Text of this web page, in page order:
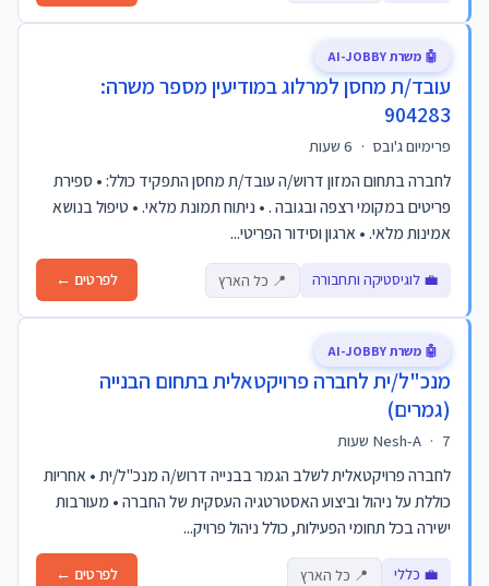
עובד/ת מחסן למרלוג במודיעין מספר משרה:
904283
פרימיום ג'ובס ·
לחברה בתחום המזון דרוש/ה עובד/ת מחסן התפקיד כולל: • ספירת
פריטים במקומי רצפה ובגובה . • ניתוח תמונת מלאי. • טיפול בנושא
אמינות מלאי. • ארגון וסידור הפריטי...
💼 לוגיסטיקה ותחבורה 📍 כל הארץ לפרטים ←
🤖 משרת AI-JOBBY
מנכ"ל/ית לחברה פרויקטאלית בתחום הבנייה
(גמרים)
Nesh-A · 7 שעות
לחברה פרויקטאלית לשלב הגמר בבנייה דרוש/ה מנכ"ל/ית • אחריות
כוללת על ניהול וביצוע האסטרטגיה העסקית של החברה • מעורבות
ישירה בכל תחומי הפעילות, כולל ניהול פרויק...
💼 כללי 📍 כל הארץ לפרטים ←
🤖 משרת AI-JOBBY